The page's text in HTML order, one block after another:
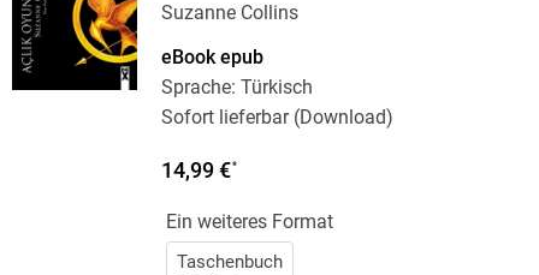
Suzanne Collins
eBook epub
Sprache: Türkisch
Sofort lieferbar (Download)
14,99 €*
Ein weiteres Format
Taschenbuch